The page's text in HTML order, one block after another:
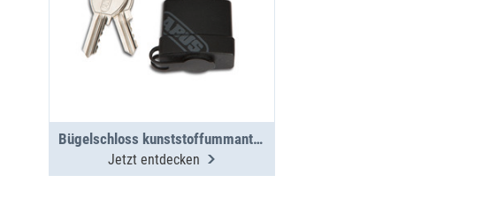
Bügelschloss kunststoffummantelt
Jetzt entdecken